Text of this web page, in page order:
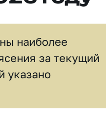
наиболее
за текущий
указано